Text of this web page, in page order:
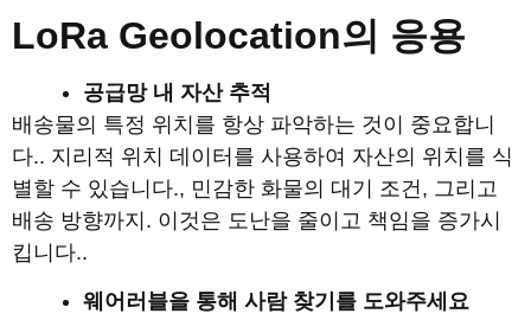
LoRa Geolocation의 응용
공급망 내 자산 추적
배송물의 특정 위치를 항상 파악하는 것이 중요합니
다.. 지리적 위치 데이터를 사용하여 자산의 위치를 ​​식
별할 수 있습니다., 민감한 화물의 대기 조건, 그리고
배송 방향까지. 이것은 도난을 줄이고 책임을 증가시
킵니다..
웨어러블을 통해 사람 찾기를 도와주세요